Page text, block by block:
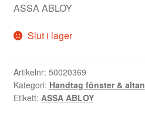
ASSA ABLOY
Slut i lager
Artikelnr: 50020369
Kategori: Handtag fönster & altan
Etikett: ASSA ABLOY